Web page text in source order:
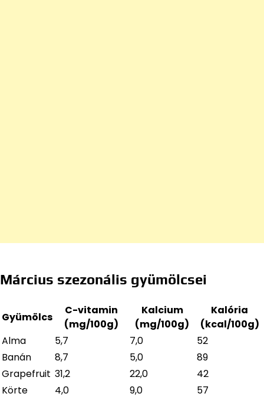
Március szezonális gyümölcsei
Gyümölcs
C-vitamin
(mg/100g)
Kalcium
(mg/100g)
Kalória
(kcal/100g)
Alma
5,7 7,0
52
Banán
8,7 5,0
89
Grapefruit 31,2 22,0
42
Körte
4,0 9,0
57